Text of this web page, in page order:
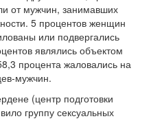
от мужчин, занимавших
5 процентов женщин
или подвергались
являлись объектом
процента жаловались на
мужчин.
(центр подготовки
группу сексуальных